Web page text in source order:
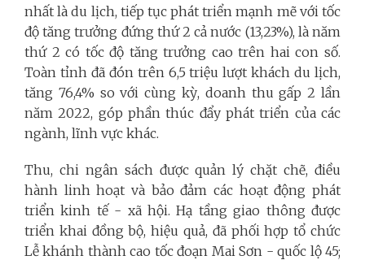
nhất là du lịch, tiếp tục phát triển mạnh mẽ với tốc
độ tăng trưởng đứng thứ 2 cả nước (13,23%), là năm
thứ 2 có tốc độ tăng trưởng cao trên hai con số.
Toàn tỉnh đã đón trên 6,5 triệu lượt khách du lịch,
tăng 76,4% so với cùng kỳ, doanh thu gấp 2 lần
năm 2022, góp phần thúc đẩy phát triển của các
ngành, lĩnh vực khác.
Thu, chi ngân sách được quản lý chặt chẽ, điều
hành linh hoạt và bảo đảm các hoạt động phát
triển kinh tế - xã hội. Hạ tầng giao thông được
triển khai đồng bộ, hiệu quả, đã phối hợp tổ chức
Lễ khánh thành cao tốc đoạn Mai Sơn - quốc lộ 45;